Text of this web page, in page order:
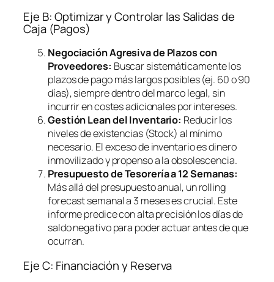
Eje B: Optimizar y Controlar las Salidas de
Caja (Pagos)
Negociación Agresiva de Plazos con
Proveedores: Buscar sistemáticamente los
plazos de pago más largos posibles (ej. 60 o 90
días), siempre dentro del marco legal, sin
incurrir en costes adicionales por intereses.
Gestión Lean del Inventario: Reducir los
niveles de existencias (Stock) al mínimo
necesario. El exceso de inventario es dinero
inmovilizado y propenso a la obsolescencia.
Presupuesto de Tesorería a 12 Semanas:
Más allá del presupuesto anual, unrolling
forecastsemanal a 3 meses es crucial. Este
informe predice con alta precisión los días de
saldo negativo para poder actuar antes de que
ocurran.
Eje C: Financiación y Reserva